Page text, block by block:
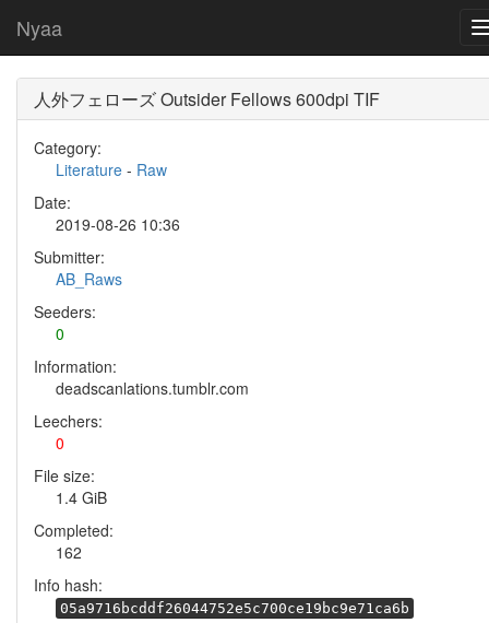
Nyaa
人外フェローズ Outsider Fellows 600dpi TIF
Category:
Literature - Raw
Date:
2019-08-26 10:36
Submitter:
AB_Raws
Seeders:
0
Information:
deadscanlations.tumblr.com
Leechers:
0
File size:
1.4 GiB
Completed:
162
Info hash:
05a9716bcddf26044752e5c700ce19bc9e71ca6b